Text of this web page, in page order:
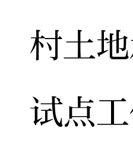
村土
试点